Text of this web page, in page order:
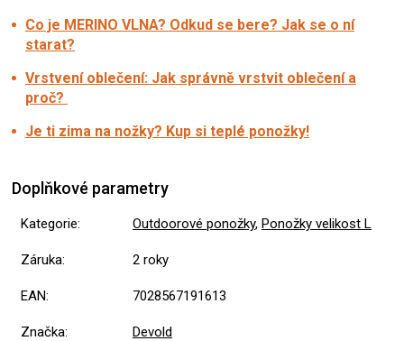
Co je MERINO VLNA? Odkud se bere? Jak se o ní
starat?
Vrstvení oblečení: Jak správně vrstvit oblečení a
proč?
Je ti zima na nožky? Kup si teplé ponožky!
Doplňkové parametry
Kategorie: Outdoorové ponožky, Ponožky velikost L
Záruka: 2 roky
EAN: 7028567191613
Značka: Devold